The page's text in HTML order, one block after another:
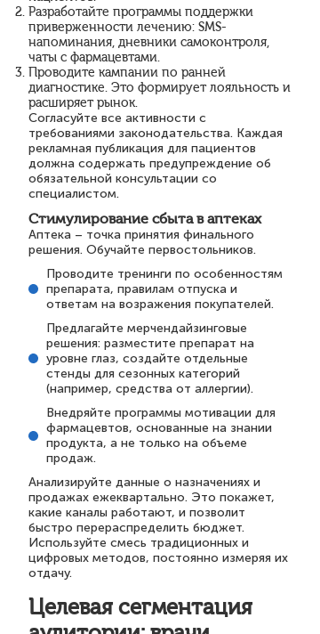
Разработайте программы поддержки
приверженности лечению: SMS-
напоминания, дневники самоконтроля,
чаты с фармацевтами.
Проводите кампании по ранней
диагностике. Это формирует лояльность и
расширяет рынок.
Согласуйте все активности с
требованиями законодательства. Каждая
рекламная публикация для пациентов
должна содержать предупреждение об
обязательной консультации со
специалистом.
Стимулирование сбыта в аптеках
Аптека – точка принятия финального
решения. Обучайте первостольников.
Проводите тренинги по особенностям
препарата, правилам отпуска и
ответам на возражения покупателей.
Предлагайте мерчендайзинговые
решения: разместите препарат на
уровне глаз, создайте отдельные
стенды для сезонных категорий
(например, средства от аллергии).
Внедряйте программы мотивации для
фармацевтов, основанные на знании
продукта, а не только на объеме
продаж.
Анализируйте данные о назначениях и
продажах ежеквартально. Это покажет,
какие каналы работают, и позволит
быстро перераспределить бюджет.
Используйте смесь традиционных и
цифровых методов, постоянно измеряя их
отдачу.
Целевая сегментация